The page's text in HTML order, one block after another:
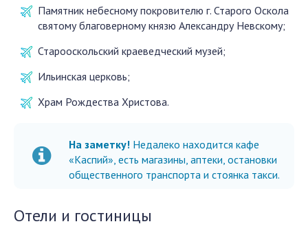
Памятник небесному покровителю г. Старого Оскола
святому благоверному князю Александру Невскому;
Старооскольский краеведческий музей;
Ильинская церковь;
Храм Рождества Христова.
На заметку! Недалеко находится кафе
«Каспий», есть магазины, аптеки, остановки
общественного транспорта и стоянка такси.
Отели и гостиницы